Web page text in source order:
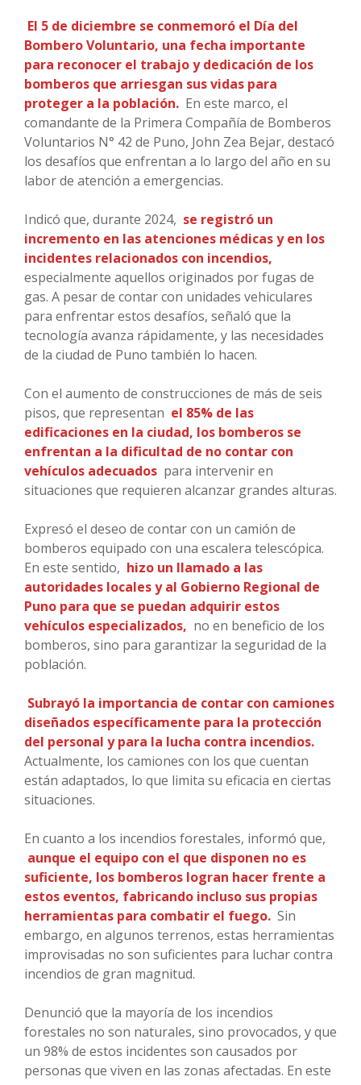
El 5 de diciembre se conmemoró el Día del
Bombero Voluntario, una fecha importante
para reconocer el trabajo y dedicación de los
bomberos que arriesgan sus vidas para
proteger a la población. En este marco, el
comandante de la Primera Compañía de Bomberos
Voluntarios N° 42 de Puno, John Zea Bejar, destacó
los desafíos que enfrentan a lo largo del año en su
labor de atención a emergencias.
Indicó que, durante 2024, se registró un
incremento en las atenciones médicas y en los
incidentes relacionados con incendios,
especialmente aquellos originados por fugas de
gas. A pesar de contar con unidades vehiculares
para enfrentar estos desafíos, señaló que la
tecnología avanza rápidamente, y las necesidades
de la ciudad de Puno también lo hacen.
Con el aumento de construcciones de más de seis
pisos, que representan el 85% de las
edificaciones en la ciudad, los bomberos se
enfrentan a la dificultad de no contar con
vehículos adecuados para intervenir en
situaciones que requieren alcanzar grandes alturas.
Expresó el deseo de contar con un camión de
bomberos equipado con una escalera telescópica.
En este sentido, hizo un llamado a las
autoridades locales y al Gobierno Regional de
Puno para que se puedan adquirir estos
vehículos especializados, no en beneficio de los
bomberos, sino para garantizar la seguridad de la
población.
Subrayó la importancia de contar con camiones
diseñados específicamente para la protección
del personal y para la lucha contra incendios.
Actualmente, los camiones con los que cuentan
están adaptados, lo que limita su eficacia en ciertas
situaciones.
En cuanto a los incendios forestales, informó que,
aunque el equipo con el que disponen no es
suficiente, los bomberos logran hacer frente a
estos eventos, fabricando incluso sus propias
herramientas para combatir el fuego. Sin
embargo, en algunos terrenos, estas herramientas
improvisadas no son suficientes para luchar contra
incendios de gran magnitud.
Denunció que la mayoría de los incendios
forestales no son naturales, sino provocados, y que
un 98% de estos incidentes son causados por
personas que viven en las zonas afectadas. En este